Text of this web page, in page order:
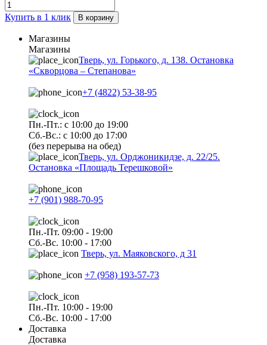
Купить в 1 клик В корзину
Магазины
Магазины
Тверь, ул. Горького, д. 138. Остановка
«Скворцова – Степанова»
+7 (4822) 53-38-95
Пн.-Пт.: с 10:00 до 19:00
Сб.-Вс.: с 10:00 до 17:00
(без перерыва на обед)
Тверь, ул. Орджоникидзе, д. 22/25.
Остановка «Площадь Терешковой»
+7 (901) 988-70-95
Пн.-Пт. 09:00 - 19:00
Сб.-Вс. 10:00 - 17:00
Тверь, ул. Маяковского, д 31
+7 (958) 193-57-73
Пн.-Пт. 10:00 - 19:00
Сб.-Вс. 10:00 - 17:00
Доставка
Доставка